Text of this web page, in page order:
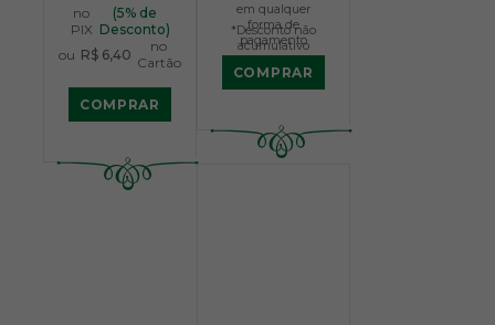
no
PIX
(5% de
Desconto)
ou R$ 6,40
no
Cartão
COMPRAR
em qualquer
forma de
pagamento
*Desconto não
acumulativo
COMPRAR